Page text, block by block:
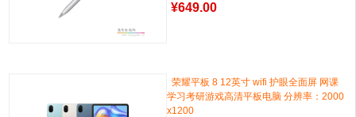
¥649.00
荣耀平板 8 12英寸 wifi 护眼全面屏 网课
学习考研游戏高清平板电脑 分辨率：2000
x1200